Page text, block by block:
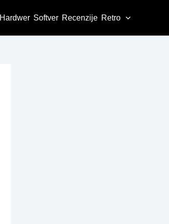
Hardwer Softver Recenzije Retro